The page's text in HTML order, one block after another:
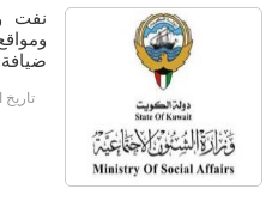
نفت
تاريخ